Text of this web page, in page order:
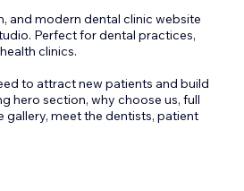
and modern dental clinic website
Perfect for dental practices,
clinics.
to attract new patients and build
hero section, why choose us, full
gallery, meet the dentists, patient